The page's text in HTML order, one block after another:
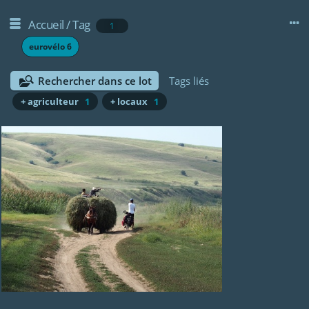
Accueil/Tag
1
eurovélo 6
Rechercher dans ce lot Tags liés
+ agriculteur 1 + locaux 1